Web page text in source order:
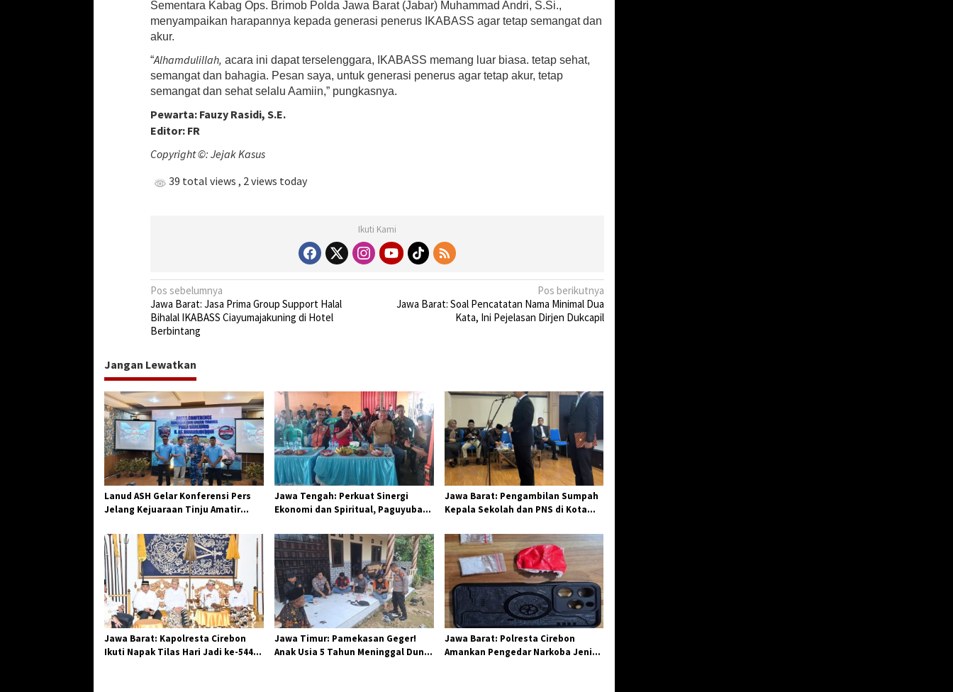
Sementara Kabag Ops. Brimob Polda Jawa Barat (Jabar) Muhammad Andri, S.Si.,
menyampaikan harapannya kepada generasi penerus IKABASS agar tetap semangat dan
akur.
“Alhamdulillah, acara ini dapat terselenggara, IKABASS memang luar biasa. tetap sehat,
semangat dan bahagia. Pesan saya, untuk generasi penerus agar tetap akur, tetap
semangat dan sehat selalu Aamiin,” pungkasnya.
Pewarta: Fauzy Rasidi, S.E.
Editor: FR
Copyright ©: Jejak Kasus
39 total views , 2 views today
Ikuti Kami
N
a
v
g
a
s
i
p
o
s
Pos sebelumnya
Jawa Barat: Jasa Prima Group Support Halal
Bihalal IKABASS Ciayumajakuning di Hotel
Berbintang
Pos berikutnya
Jawa Barat: Soal Pencatatan Nama Minimal Dua
Kata, Ini Pejelasan Dirjen Dukcapil
Jangan Lewatkan
Lanud ASH Gelar Konferensi Pers
Jelang Kejuaraan Tinju Amatir
Jawa Tengah: Perkuat Sinergi
Ekonomi dan Spiritual, Paguyuban
Losari
Jawa Barat: Pengambilan Sumpah
Kepala Sekolah dan PNS di Kota
Integritas Aparatur Pendidikan dan
Birokrasi
Jawa Barat: Kapolresta Cirebon
Ikuti Napak Tilas Hari Jadi ke-544,
Jawa Timur: Pamekasan Geger!
Anak Usia 5 Tahun Meninggal Dunia
Jawa Barat: Polresta Cirebon
Amankan Pengedar Narkoba Jenis